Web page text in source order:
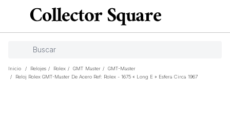
Inicio / Relojes / Rolex / GMT Master /
GMT-Master
/
Reloj Rolex GMT-Master De Acero Ref: Rolex - 1675 « Long E » Esfera Circa 1967